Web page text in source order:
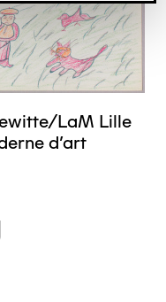
LaM Lille
d’art